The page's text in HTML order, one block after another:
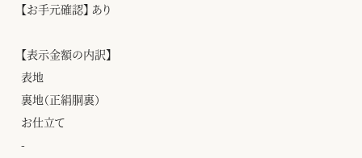
【お手元確認】 あり
【表示金額の内訳】
表地
裏地（正絹胴裏）
お仕立て
-